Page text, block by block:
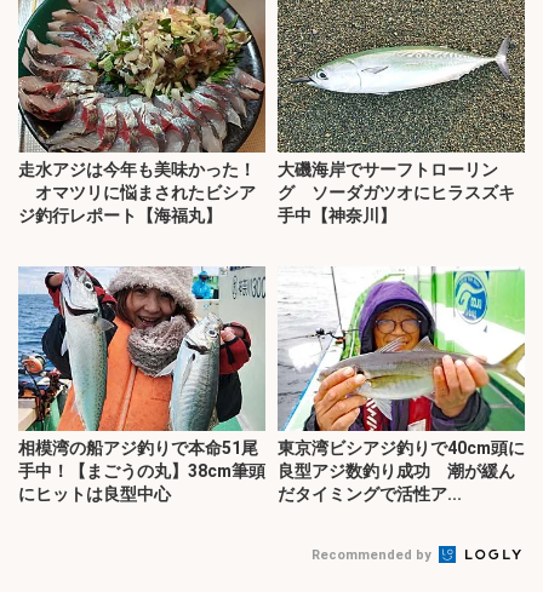
走水アジは今年も美味かった！
オマツリに悩まされたビシア
ジ釣行レポート【海福丸】
大磯海岸でサーフトローリン
グ ソーダガツオにヒラスズキ
手中【神奈川】
相模湾の船アジ釣りで本命51尾
手中！【まごうの丸】38cm筆頭
にヒットは良型中心
東京湾ビシアジ釣りで40cm頭に
良型アジ数釣り成功 潮が緩ん
だタイミングで活性ア...
Recommended by